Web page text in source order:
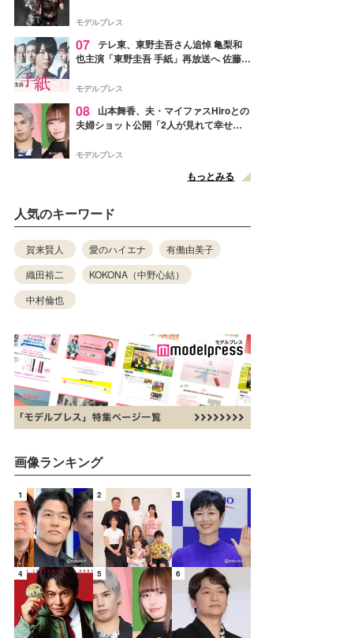
リリースへ
モデルプレス
07 テレ東、東野圭吾さん追悼 亀梨和
也主演「東野圭吾 手紙」再放送へ 佐藤隆
モデルプレス
08
山本舞香、夫・マイファスHiroとの
夫婦ショット公開「2人が見れて幸せ」
モデルプレス
もっとみる
人気のキーワード
賀来賢人 愛のハイエナ
有働由美子
織田裕二
KOKONA（中野心結）
中村倫也
画像ランキング
1 2 3
4 5 6